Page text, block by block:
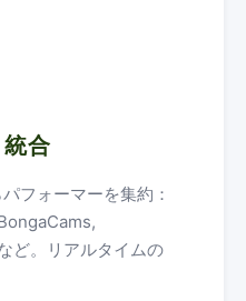
合
フォーマーを集約：
ど。リアルタイムの